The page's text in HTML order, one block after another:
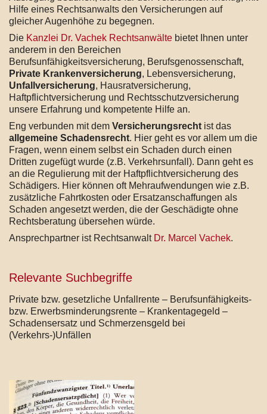
Hilfe eines Rechtsanwalts den Versicherungen auf
gleicher Augenhöhe zu begegnen.
Die Kanzlei Dr. Vachek Rechtsanwälte bietet Ihnen unter
anderem in den Bereichen
Berufsunfähigkeitsversicherung, Berufsgenossenschaft,
Private Krankenversicherung, Lebensversicherung,
Unfallversicherung, Hausratversicherung,
Haftpflichtversicherung und Rechtsschutzversicherung
unsere Erfahrung und kompetente Hilfe an.
Eng verbunden mit dem Versicherungsrecht ist das
allgemeine Schadensrecht. Hier geht es vor allem um die
Fragen, wenn einem selbst ein Schaden durch einen
Dritten zugefügt wurde (z.B. Verkehrsunfall). Dann geht es
an die Regulierung mit der Haftpflichtversicherung des
Schädigers. Hier können oft Mehraufwendungen wie z.B.
zusätzliche Fahrtkosten oder Ersatzanschaffungen als
Schaden angesetzt werden, die der Geschädigte ohne
Rechtsberatung übersehen würde.
Ansprechpartner ist Rechtsanwalt Dr. Marcel Vachek.
Relevante Suchbegriffe
Private bzw. gesetzliche Unfallrente – Berufsunfähigkeits-
bzw. Erwerbsminderungsrente – Krankentagegeld –
Schadensersatz und Schmerzensgeld bei
(Verkehrs-)Unfällen